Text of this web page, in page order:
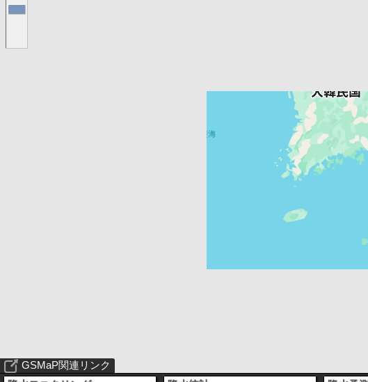
GSMaP関連リンク